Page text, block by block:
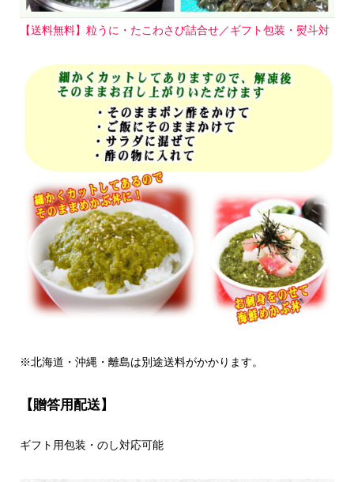
【送料無料】粒うに・たこわさび詰合せ／ギフト包装・熨斗対
※北海道・沖縄・離島は別途送料がかかります。
【贈答用配送】
ギフト用包装・のし対応可能